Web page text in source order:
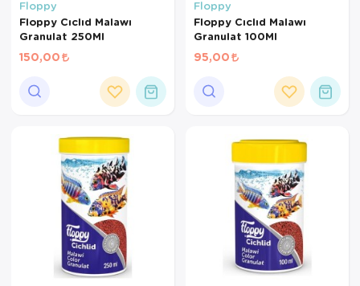
Floppy
Floppy Cıclıd Malawı
Granulat 250Ml
150,00
Floppy
Floppy Cıclıd Malawı
Granulat 100Ml
95,00